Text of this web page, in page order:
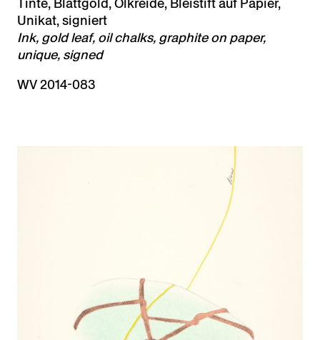
Unikat, signiert
Ink, gold leaf, oil chalks, graphite on paper,
unique, signed
WV 2014-083